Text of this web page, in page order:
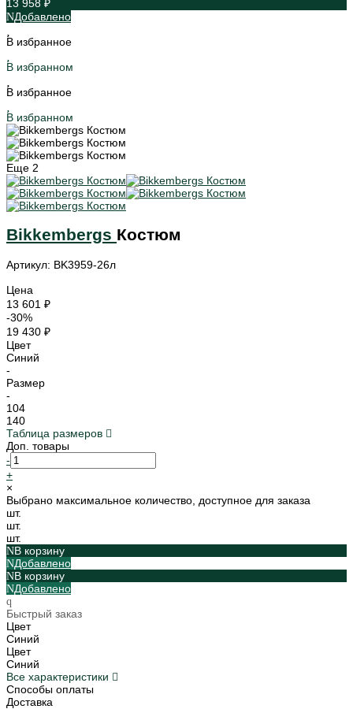
13 958 ₽
Добавлено
В избранное
В избранном
В избранное
В избранном
Еще 2
Bikkembergs Костюм
Артикул: BK3959-26л
Цена
13 601 ₽
-30%
19 430 ₽
Цвет
Синий
-
Размер
-
104
140
Таблица размеров
Доп. товары
-
+
×
Выбрано максимальное количество, доступное для заказа
шт.
шт.
шт.
В корзину
Добавлено
В корзину
Добавлено
Быстрый заказ
Цвет
Синий
Цвет
Синий
Все характеристики
Способы оплаты
Доставка